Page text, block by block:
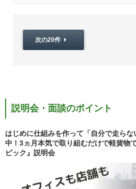
次の20件
説明会・面談のポイント
はじめに仕組みを作って「自分で走ら
中！3ヵ月本気で取り組むだけで軽貨物
ピック』説明会